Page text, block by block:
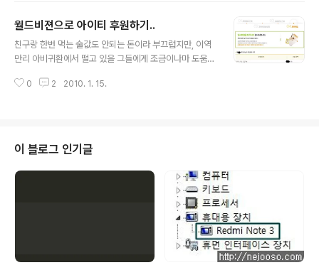
감한 실험정신만이 새롭고 획기적인 창조물을 만들어 낼 수 있습니다. 16일~2
3일 : 가족에 신경을 써야 하는 시기입니다. 가족 구성원 사이에 의사소통이 원
활하지 못하면 오해를 불러올 수 있습니다. 잦은 대화로 상대방을 이해하는 자
월드비젼으로 아이티 후원하기..
친구랑 한번 먹는 술값도 안되는 돈이라 부끄럽지만, 이역
만리 아비귀환에서 떨고 있을 그들에게 조금이나마 도움이
0 2 2010. 1. 15.
이 블로그 인기글